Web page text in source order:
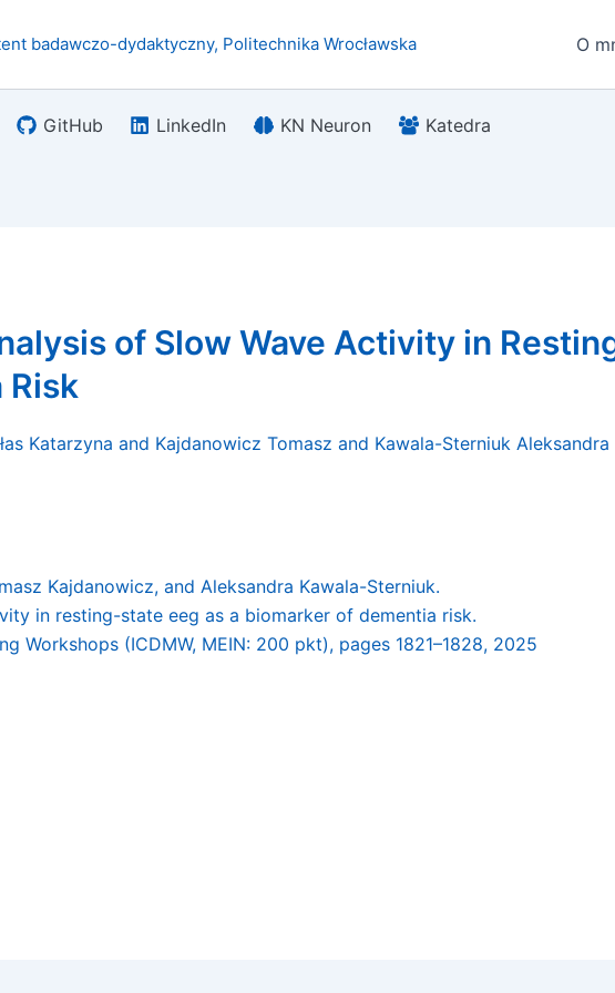
badawczo-dydaktyczny, Politechnika Wrocławska O
GitHub LinkedIn KN Neuron Katedra
of Slow Wave Activity in
Risk
Katarzyna and Kajdanowicz Tomasz and Kawala-Sterniuk Aleksandra
Kajdanowicz, and Aleksandra Kawala-Sterniuk.
in resting-state eeg as a biomarker of dementia risk.
Workshops (ICDMW, MEIN: 200 pkt), pages 1821–1828, 2025